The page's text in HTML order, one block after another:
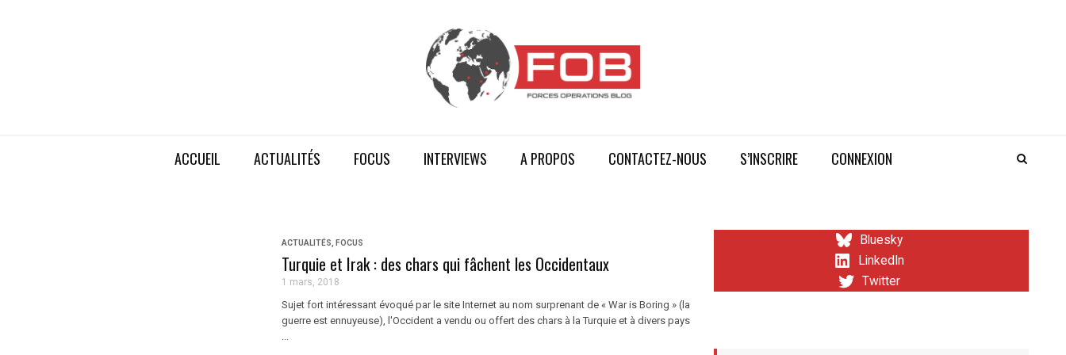
ACCUEIL ACTUALITÉS FOCUS INTERVIEWS A PROPOS CONTACTEZ-NOUS S’INSCRIRE CONNEXION
ACTUALITÉS FOCUS
Turquie et Irak : des chars qui fâchent les Occidentaux
1 mars, 2018
Sujet fort intéressant évoqué par le site Internet au nom surprenant de « War is Boring » (la
guerre est ennuyeuse), l'Occident a vendu ou offert des chars à la Turquie et à divers pays
...
Bluesky
LinkedIn
Twitter